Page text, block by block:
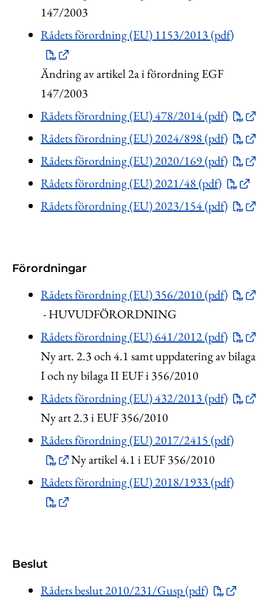
147/2003
Rådets förordning (EU) 1153/2013 (pdf)
Ändring av artikel 2a i förordning EGF
147/2003
Rådets förordning (EU) 478/2014 (pdf)
Rådets förordning (EU) 2024/898 (pdf)
Rådets förordning (EU) 2020/169 (pdf)
Rådets förordning (EU) 2021/48 (pdf)
Rådets förordning (EU) 2023/154 (pdf)
Förordningar
Rådets förordning (EU) 356/2010 (pdf)
- HUVUDFÖRORDNING
Rådets förordning (EU) 641/2012 (pdf)
Ny art. 2.3 och 4.1 samt uppdatering av bilaga
I och ny bilaga II EUF i 356/2010
Rådets förordning (EU) 432/2013 (pdf)
Ny art 2.3 i EUF 356/2010
Rådets förordning (EU) 2017/2415 (pdf)
Ny artikel 4.1 i EUF 356/2010
Rådets förordning (EU) 2018/1933 (pdf)
Beslut
Rådets beslut 2010/231/Gusp (pdf)